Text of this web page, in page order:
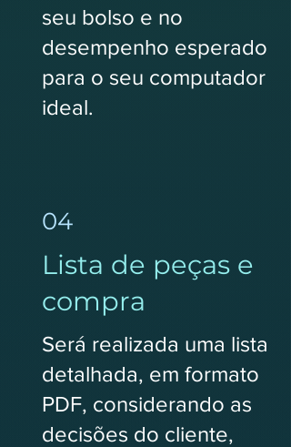
seu bolso e no
desempenho esperado
para o seu computador
ideal.
04
Lista de peças e
compra
Será realizada uma lista
detalhada, em formato
PDF, considerando as
decisões do cliente,